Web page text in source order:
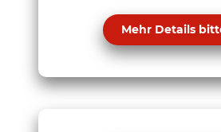
Mehr Details